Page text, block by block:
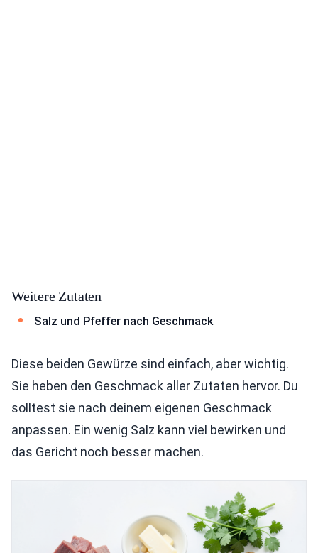
Weitere Zutaten
Salz und Pfeffer nach Geschmack
Diese beiden Gewürze sind einfach, aber wichtig.
Sie heben den Geschmack aller Zutaten hervor. Du
solltest sie nach deinem eigenen Geschmack
anpassen. Ein wenig Salz kann viel bewirken und
das Gericht noch besser machen.